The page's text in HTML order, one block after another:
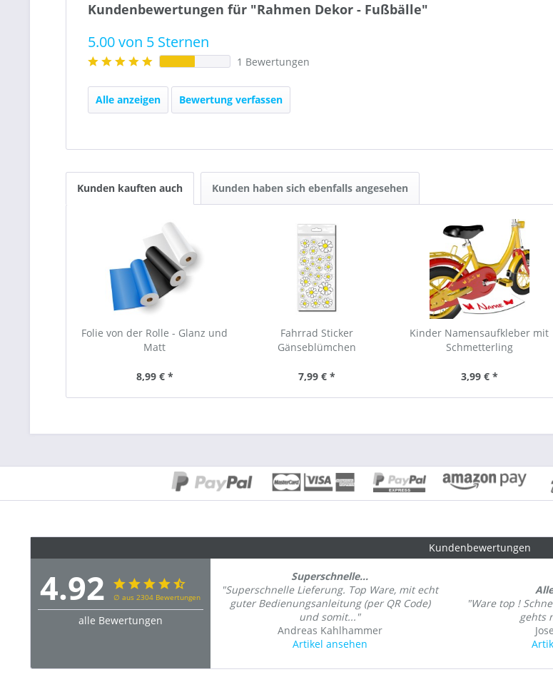
Kundenbewertungen für "Rahmen Dekor - Fußbälle"
5.00 von 5 Sternen
1 Bewertungen
Alle anzeigen Bewertung verfassen
Kunden kauften auch Kunden haben sich ebenfalls angesehen
Folie von der Rolle - Glanz und
Matt
8,99 € *
Fahrrad Sticker
Gänseblümchen
7,99 € *
Kinder Namensaufkleber mit
Schmetterling
3,99 € *
Kundenbewertungen
4.92∅ aus 2304 Bewertungen
alle Bewertungen
Superschnelle...
"Superschnelle Lieferung. Top Ware, mit echt
guter Bedienungsanleitung (per QR Code)
und somit..."
Andreas Kahlhammer
Artikel ansehen
"Ware top !
gehts